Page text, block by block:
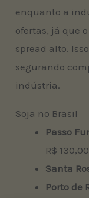
enquanto a
ofertas, já que
spread alto.
segurando
indústria.
Soja no Brasil
Passo
R$ 130,00
Santa
Porto de